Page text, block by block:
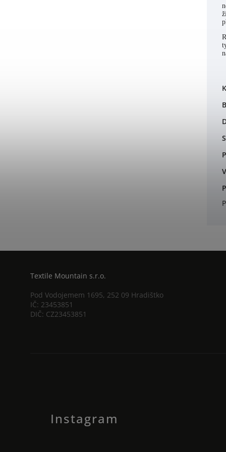
Textile Mountain s.r.o.
Pod Vodojemem 1695, 252 09 Hradištko
IČ: 23453851
DIČ: CZ23453851
Instagram